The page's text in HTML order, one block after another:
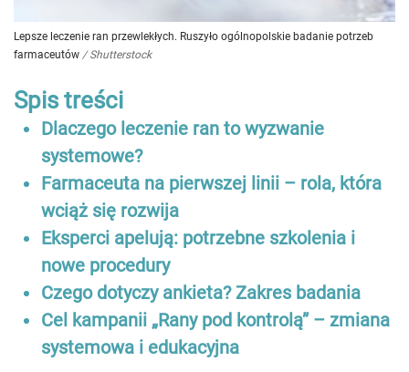
Lepsze leczenie ran przewlekłych. Ruszyło ogólnopolskie badanie potrzeb
farmaceutów / Shutterstock
Spis treści
Dlaczego leczenie ran to wyzwanie
systemowe?
Farmaceuta na pierwszej linii – rola, która
wciąż się rozwija
Eksperci apelują: potrzebne szkolenia i
nowe procedury
Czego dotyczy ankieta? Zakres badania
Cel kampanii „Rany pod kontrolą” – zmiana
systemowa i edukacyjna